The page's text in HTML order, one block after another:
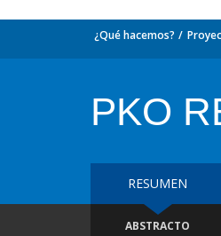
¿Qué hacemos?
PKO
RESUMEN
ABSTRACTO